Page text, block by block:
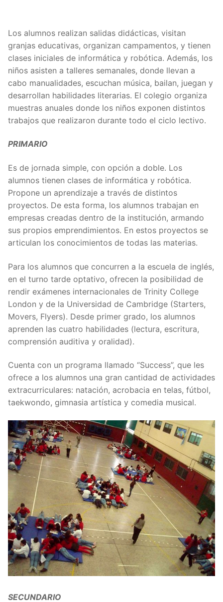
Los alumnos realizan salidas didácticas, visitan
granjas educativas, organizan campamentos, y tienen
clases iniciales de informática y robótica. Además, los
niños asisten a talleres semanales, donde llevan a
cabo manualidades, escuchan música, bailan, juegan y
desarrollan habilidades literarias. El colegio organiza
muestras anuales donde los niños exponen distintos
trabajos que realizaron durante todo el ciclo lectivo.
PRIMARIO
Es de jornada simple, con opción a doble. Los
alumnos tienen clases de informática y robótica.
Propone un aprendizaje a través de distintos
proyectos. De esta forma, los alumnos trabajan en
empresas creadas dentro de la institución, armando
sus propios emprendimientos. En estos proyectos se
articulan los conocimientos de todas las materias.
Para los alumnos que concurren a la escuela de inglés,
en el turno tarde optativo, ofrecen la posibilidad de
rendir exámenes internacionales de Trinity College
London y de la Universidad de Cambridge (Starters,
Movers, Flyers). Desde primer grado, los alumnos
aprenden las cuatro habilidades (lectura, escritura,
comprensión auditiva y oralidad).
Cuenta con un programa llamado “Success”, que les
ofrece a los alumnos una gran cantidad de actividades
extracurriculares: natación, acrobacia en telas, fútbol,
taekwondo, gimnasia artística y comedia musical.
SECUNDARIO